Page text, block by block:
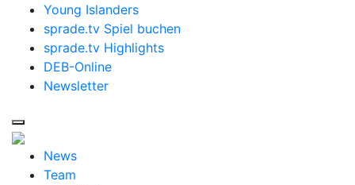
Young Islanders
sprade.tv Spiel buchen
sprade.tv Highlights
DEB-Online
Newsletter
News
Team